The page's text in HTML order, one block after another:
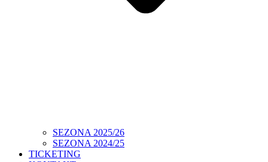
SEZONA 2025/26
SEZONA 2024/25
TICKETING